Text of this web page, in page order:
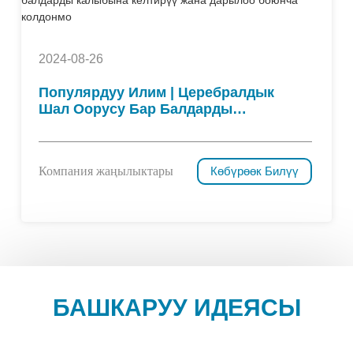
2024-08-26
Популярдуу Илим | Церебралдык
Шал Оорусу Бар Балдарды
Дарылоо Боюнча Колдонмо
Компания жаңылыктары Көбүрөөк Билүү
БАШКАРУУ ИДЕЯСЫ